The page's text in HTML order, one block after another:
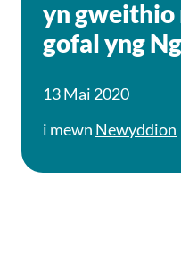
yn
gofal yng
13 Mai 2020
i mewn Newyddion